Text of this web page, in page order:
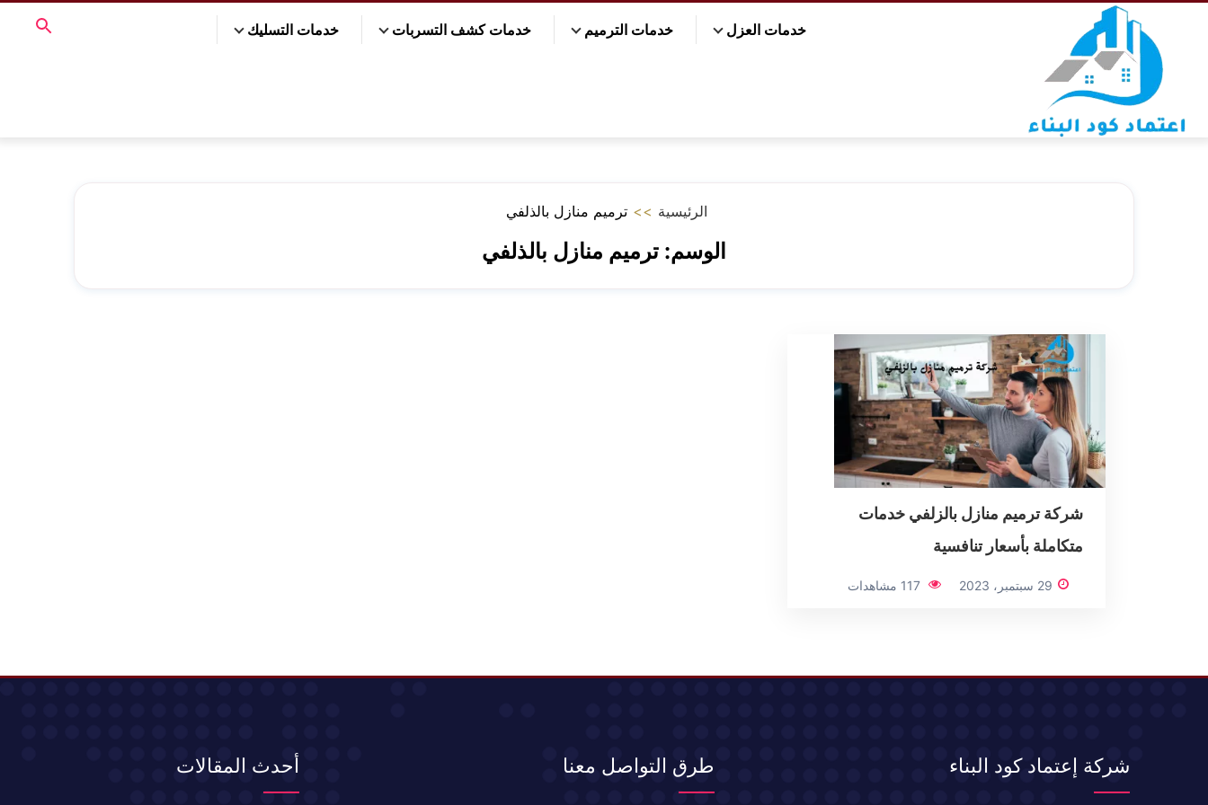
المحتوى
خدمات العزل خدمات الترميم خدمات كشف التسربات خدمات التسليك
الرئيسية >> ترميم منازل بالذلفي
الوسم: ترميم منازل بالذلفي
شركة ترميم منازل بالزلفي خدمات
متكاملة بأسعار تنافسية
29 سبتمبر، 2023 117 مشاهدات
شركة إعتماد كود البناء طرق التواصل معنا أحدث المقالات